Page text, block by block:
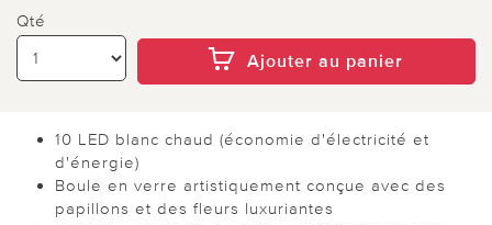
Qté
Ajouter au panier
10 LED blanc chaud (économie d'électricité et
d'énergie)
Boule en verre artistiquement conçue avec des
papillons et des fleurs luxuriantes